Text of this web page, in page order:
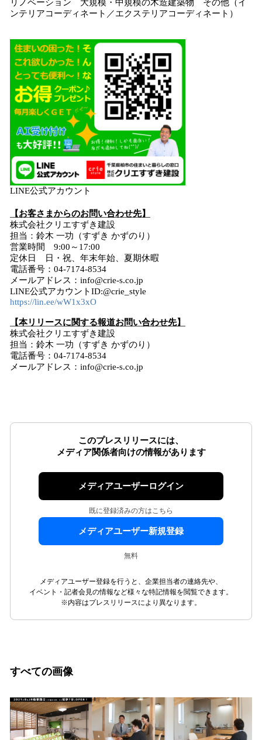
リノベーション 大規模・中規模の木造建築物 その他（イ
ンテリアコーディネート／エクステリアコーディネート）
LINE公式アカウント
【お客さまからのお問い合わせ先】
株式会社クリエすずき建設
担当：鈴木 一功（すずき かずのり）
営業時間 9:00～17:00
定休日 日・祝、年末年始、夏期休暇
電話番号：04-7174-8534
メールアドレス：info@crie-s.co.jp
LINE公式アカウントID:@crie_style
https://lin.ee/wW1x3xO
【本リリースに関する報道お問い合わせ先】
株式会社クリエすずき建設
担当：鈴木 一功（すずき かずのり）
電話番号：04-7174-8534
メールアドレス：info@crie-s.co.jp
このプレスリリースには、
メディア関係者向けの情報があります
メディアユーザーログイン
既に登録済みの方はこちら
メディアユーザー新規登録
無料
メディアユーザー登録を行うと、企業担当者の連絡先や、
イベント・記者会見の情報など様々な特記情報を閲覧できます。
※内容はプレスリリースにより異なります。
すべての画像